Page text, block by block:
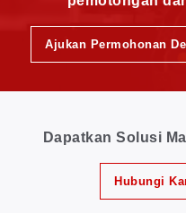
Ajukan Permohonan
Dapatkan Solusi
Hubungi